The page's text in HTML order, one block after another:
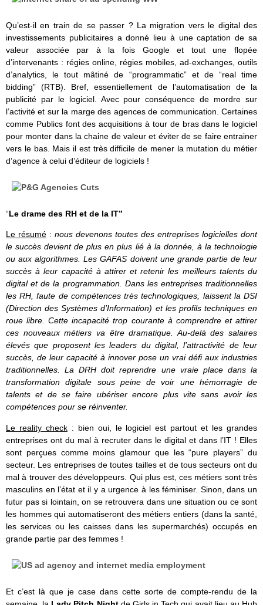
Qu’est-il en train de se passer ? La migration vers le digital des
investissements publicitaires a donné lieu à une captation de sa
valeur associée par à la fois Google et tout une flopée
d’intervenants : régies online, régies mobiles, ad-exchanges, outils
d’analytics, le tout mâtiné de “programmatic” et de “real time
bidding” (RTB). Bref, essentiellement de l’automatisation de la
publicité par le logiciel. Avec pour conséquence de mordre sur
l’activité et sur la marge des agences de communication. Certaines
comme Publics font des acquisitions à tour de bras dans le logiciel
pour monter dans la chaine de valeur et éviter de se faire entrainer
vers le bas. Mais il est très difficile de mener la mutation du métier
d’agence à celui d’éditeur de logiciels !
“Le drame des RH et de la IT”
Le résumé : nous devenons toutes des entreprises logicielles dont
le succès devient de plus en plus lié à la donnée, à la technologie
ou aux algorithmes. Les GAFAS doivent une grande partie de leur
succès à leur capacité à attirer et retenir les meilleurs talents du
digital et de la programmation. Dans les entreprises traditionnelles
les RH, faute de compétences très technologiques, laissent la DSI
(Direction des Systèmes d’Information) et les profils techniques en
roue libre. Cette incapacité trop courante à comprendre et attirer
ces nouveaux métiers va être dramatique. Au-delà des salaires
élevés que proposent les leaders du digital, l’attractivité de leur
succès, de leur capacité à innover pose un vrai défi aux industries
traditionnelles. La DRH doit reprendre une vraie place dans la
transformation digitale sous peine de voir une hémorragie de
talents et de se faire ubériser encore plus vite sans avoir les
compétences pour se réinventer.
Le reality check: bien oui, le logiciel est partout et les grandes
entreprises ont du mal à recruter dans le digital et dans l’IT ! Elles
sont perçues comme moins glamour que les “pure players” du
secteur. Les entreprises de toutes tailles et de tous secteurs ont du
mal à trouver des développeurs. Qui plus est, ces métiers sont très
masculins en l’état et il y a urgence à les féminiser. Sinon, dans un
futur pas si lointain, on se retrouvera dans une situation ou ce sont
les hommes qui automatiseront des métiers entiers (dans la santé,
les services ou les caisses dans les supermarchés) occupés en
grande partie par des femmes !
Et c’est là que je case dans cette sorte de compte-rendu de la